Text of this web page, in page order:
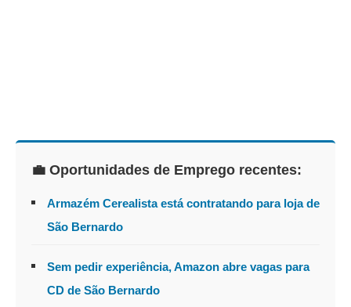
💼 Oportunidades de Emprego recentes:
Armazém Cerealista está contratando para loja de
São Bernardo
Sem pedir experiência, Amazon abre vagas para
CD de São Bernardo